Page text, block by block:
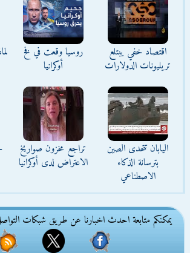
اقتصاد خفي يبتلع
تريليونات الدولارات
روسيا وقعت في فخ
أوكرانيا
اليابان تتحدى الصين
بترسانة الذكاء
الاصطناعي
تراجع مخزون صواريخ
الاعتراض لدى أوكرانيا
يمكنكم متابعة احدث اخبارنا عن طريق شبكات